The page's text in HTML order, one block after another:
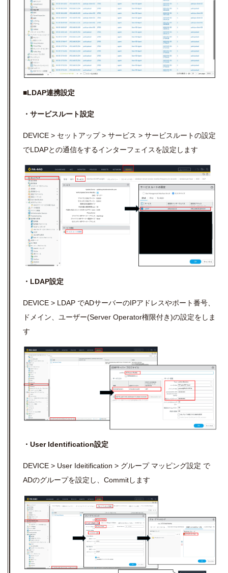
■LDAP連携設定
・サービスルート設定
DEVICE > セットアップ > サービス > サービスルートの設定
でLDAPとの通信をするインターフェイスを設定します
・LDAP設定
DEVICE > LDAP でADサーバーのIPアドレスやポート番号、
ドメイン、ユーザー(Server Operator権限付き)の設定をしま
す
・User Identification設定
DEVICE > User Ideitification > グループ マッピング設定 で
ADのグループを設定し、Commitします